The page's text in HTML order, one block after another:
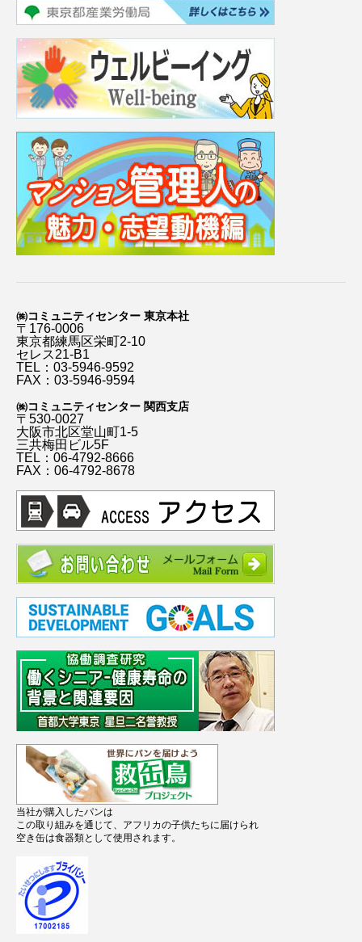
㈱コミュニティセンター 東京本社
〒176-0006
東京都練馬区栄町2-10
セレス21-B1
TEL：03-5946-9592
FAX：03-5946-9594
㈱コミュニティセンター 関西支店
〒530-0027
大阪市北区堂山町1-5
三共梅田ビル5F
TEL：06-4792-8666
FAX：06-4792-8678
当社が購入したパンは
この取り組みを通じて、アフリカの子供たちに届けられ
空き缶は食器類として使用されます。